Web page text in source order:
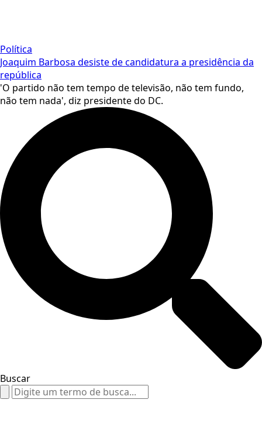
Política
Joaquim Barbosa desiste de candidatura a presidência da
república
'O partido não tem tempo de televisão, não tem fundo,
não tem nada', diz presidente do DC.
Buscar
Search
for: